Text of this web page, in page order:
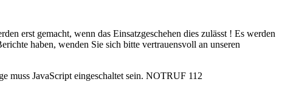
erst gemacht, wenn das Einsatzgeschehen dies zulässt ! Es werden
haben, wenden Sie sich bitte vertrauensvoll an unseren
muss JavaScript eingeschaltet sein. NOTRUF 112